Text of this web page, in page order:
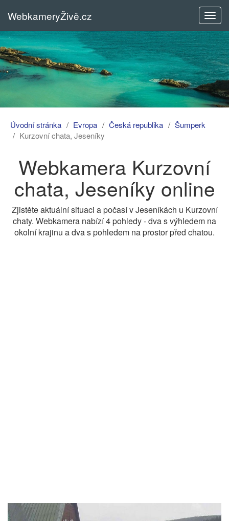
menu
WebkameryŽivě.cz
Úvodní stránka Evropa Česká republika
Šumperk
Kurzovní chata, Jeseníky
Webkamera Kurzovní
chata, Jeseníky online
Zjistěte aktuální situaci a počasí v Jeseníkách u Kurzovní
chaty. Webkamera nabízí 4 pohledy - dva s výhledem na
okolní krajinu a dva s pohledem na prostor před chatou.